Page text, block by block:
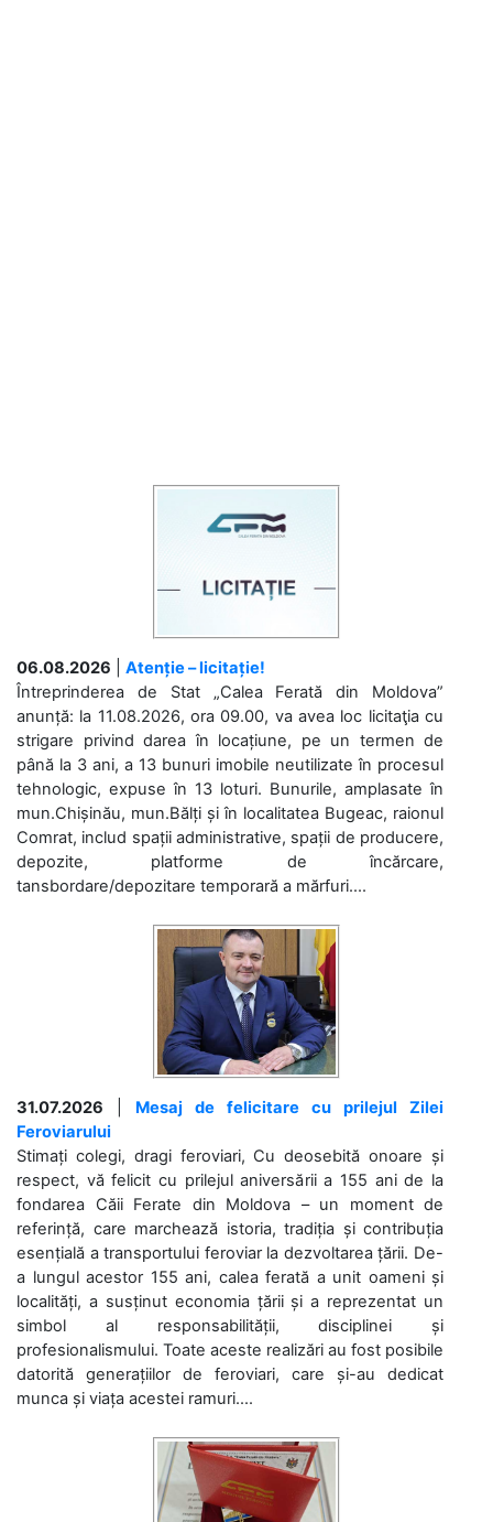
06.08.2026
Atenție – licitație!
Întreprinderea de Stat „Calea Ferată din Moldova”
anunță: la 11.08.2026, ora 09.00, va avea loc licitaţia cu
strigare privind darea în locațiune, pe un termen de
până la 3 ani, a 13 bunuri imobile neutilizate în procesul
tehnologic, expuse în 13 loturi. Bunurile, amplasate în
mun.Chișinău, mun.Bălți și în localitatea Bugeac, raionul
Comrat, includ spații administrative, spații de producere,
depozite, platforme de încărcare,
tansbordare/depozitare temporară a mărfuri....
31.07.2026
Mesaj de felicitare cu prilejul Zilei
Feroviarului
Stimați colegi, dragi feroviari, Cu deosebită onoare și
respect, vă felicit cu prilejul aniversării a 155 ani de la
fondarea Căii Ferate din Moldova – un moment de
referință, care marchează istoria, tradiția și contribuția
esențială a transportului feroviar la dezvoltarea țării. De-
a lungul acestor 155 ani, calea ferată a unit oameni și
localități, a susținut economia țării și a reprezentat un
simbol al responsabilității, disciplinei și
profesionalismului. Toate aceste realizări au fost posibile
datorită generațiilor de feroviari, care și-au dedicat
munca și viața acestei ramuri....